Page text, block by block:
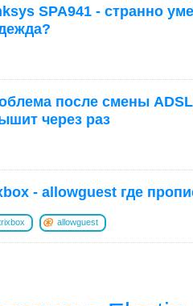
SPA941 - странно
после смены
через раз
- allowguest где
allowguest